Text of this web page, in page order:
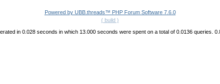
Powered by UBB.threads™ PHP Forum Software 7.6.0
( build )
in 0.028 seconds in which 13.000 seconds were spent on a total of 0.0136 queries.